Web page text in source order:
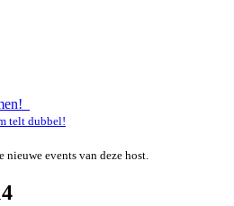
telt dubbel!
events van deze host.